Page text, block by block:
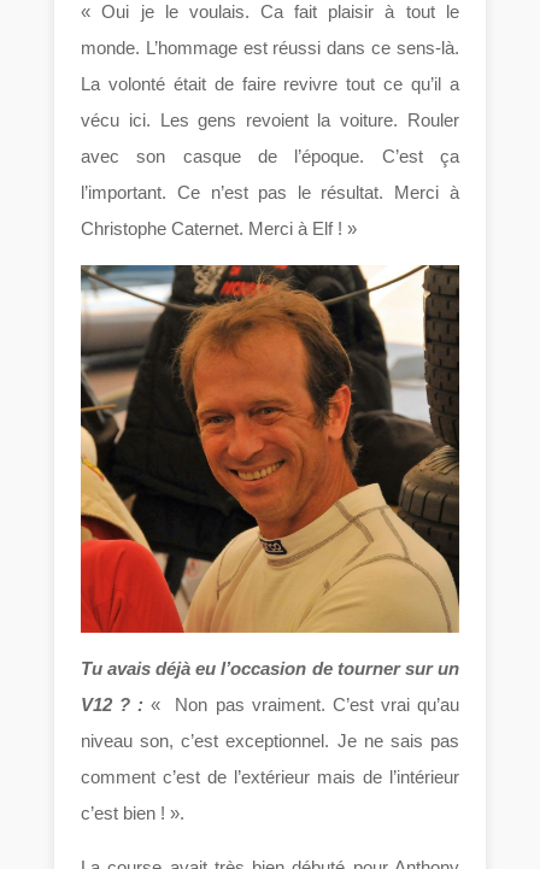
« Oui je le voulais. Ca fait plaisir à tout le
monde. L’hommage est réussi dans ce sens-là.
La volonté était de faire revivre tout ce qu’il a
vécu ici. Les gens revoient la voiture. Rouler
avec son casque de l’époque. C’est ça
l’important. Ce n’est pas le résultat. Merci à
Christophe Caternet. Merci à Elf ! »
Tu avais déjà eu l’occasion de tourner sur un
V12 ? : « Non pas vraiment. C’est vrai qu’au
niveau son, c’est exceptionnel. Je ne sais pas
comment c’est de l’extérieur mais de l’intérieur
c’est bien ! ».